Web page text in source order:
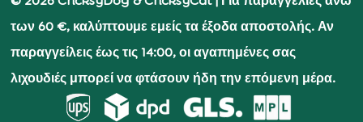
των 60 €, καλύπτουμε εμείς τα έξοδα αποστολής. Αν
παραγγείλεις έως τις 14:00, οι αγαπημένες σας
λιχουδιές μπορεί να φτάσουν ήδη την επόμενη μέρα.